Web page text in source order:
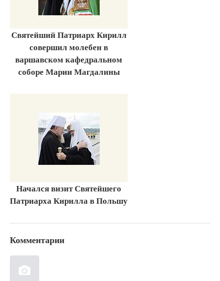
Святейший Патриарх Кирилл
совершил молебен в
варшавском кафедральном
соборе Марии Магдалины
Начался визит Святейшего
Патриарха Кирилла в Польшу
Комментарии